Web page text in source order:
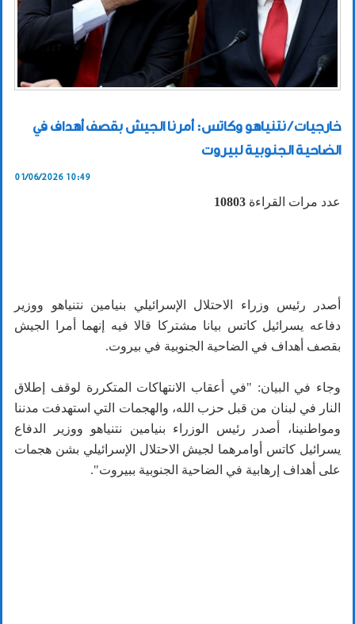
خارجيات / نتنياهو وكاتس: أمرنا الجيش بقصف أهداف في
الضاحية الجنوبية لبيروت
01/06/2026 10:49
عدد مرات القراءة 10803
أصدر رئيس وزراء الاحتلال الإسرائيلي بنيامين نتنياهو ووزير
دفاعه يسرائيل كاتس بيانا مشتركا قالا فيه إنهما أمرا الجيش
بقصف أهداف في الضاحية الجنوبية في بيروت.
وجاء في البيان: "في أعقاب الانتهاكات المتكررة لوقف إطلاق
النار في لبنان من قبل حزب الله، والهجمات التي استهدفت مدننا
ومواطنينا، أصدر رئيس الوزراء بنيامين نتنياهو ووزير الدفاع
يسرائيل كاتس أوامرهما لجيش الاحتلال الإسرائيلي بشن هجمات
على أهداف إرهابية في الضاحية الجنوبية ببيروت".